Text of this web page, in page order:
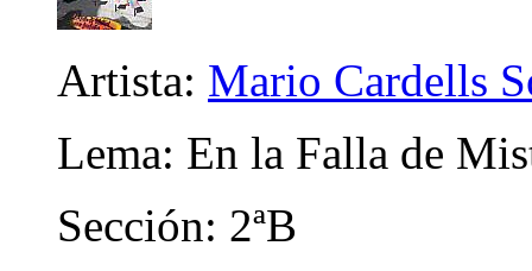
Artista: Mario Cardells
Lema: En la Falla de
Sección: 2ªB